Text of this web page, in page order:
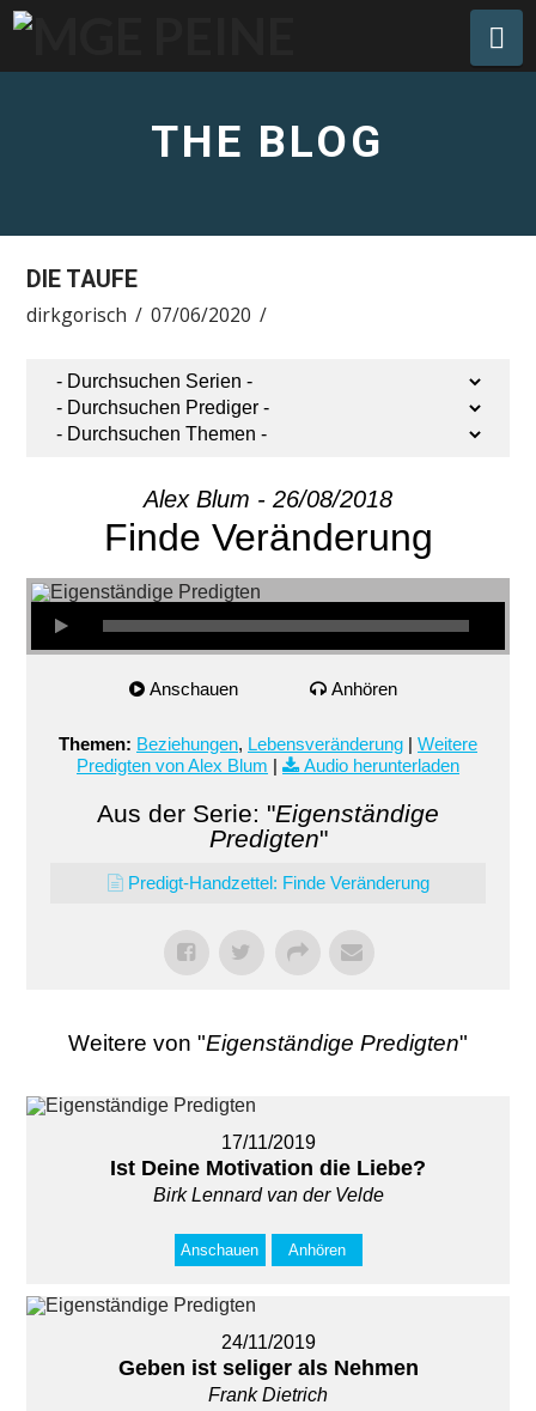
THE BLOG
DIE TAUFE
dirkgorisch 07/06/2020
Alex Blum - 26/08/2018
Finde Veränderung
Anschauen Anhören
Themen: Beziehungen, Lebensveränderung | Weitere
Predigten von Alex Blum | Audio herunterladen
Aus der Serie: "Eigenständige
Predigten"
Predigt-Handzettel: Finde Veränderung
Weitere von "Eigenständige Predigten"
17/11/2019
Ist Deine Motivation die Liebe?
Birk Lennard van der Velde
Anschauen Anhören
24/11/2019
Geben ist seliger als Nehmen
Frank Dietrich